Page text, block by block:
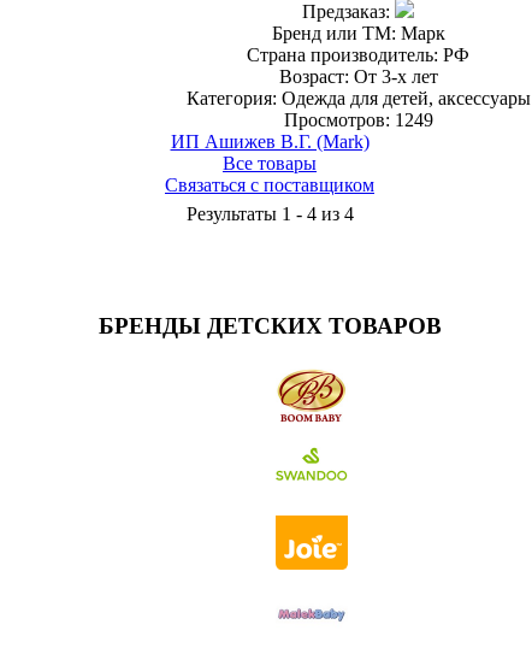
Предзаказ:
Бренд или ТМ: Марк
Страна производитель: РФ
Возраст: От 3-х лет
Категория: Одежда для детей, аксессуары
Просмотров: 1249
ИП Ашижев В.Г. (Mark)
Все товары
Связаться с поставщиком
Результаты 1 - 4 из 4
БРЕНДЫ ДЕТСКИХ ТОВАРОВ